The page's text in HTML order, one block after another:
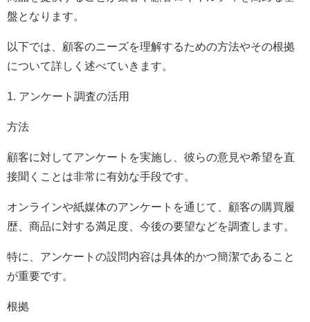
盤となります。
以下では、顧客のニーズを理解するための方法やその根拠
について詳しく述べていきます。
1. アンケート調査の活用
方法
顧客に対してアンケートを実施し、彼らの意見や希望を直
接聞くことは非常に有効な手段です。
オンラインや紙媒体のアンケートを通じて、顧客の購買履
歴、商品に対する満足度、今後の要望などを調査します。
特に、アンケートの設問内容は具体的かつ簡潔であること
が重要です。
根拠